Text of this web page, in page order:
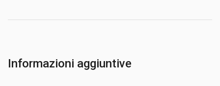
Informazioni aggiuntive